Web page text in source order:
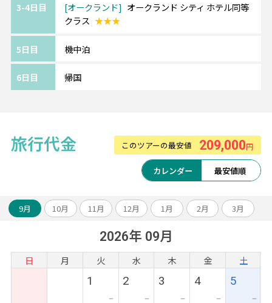
3-4日目 オークランド
オークランド シティ ホテル同等
クラス ★★★
5日目 機中泊
6日目 帰国
旅行代金 このツアーの最安値 209,000円
カレンダー 最安値順
9月 10月 11月 12月 1月 2月 3月
2026年 09月
日 月 火 水 木 金 土
1
ー
2
ー
3
ー
4
ー
5
ー